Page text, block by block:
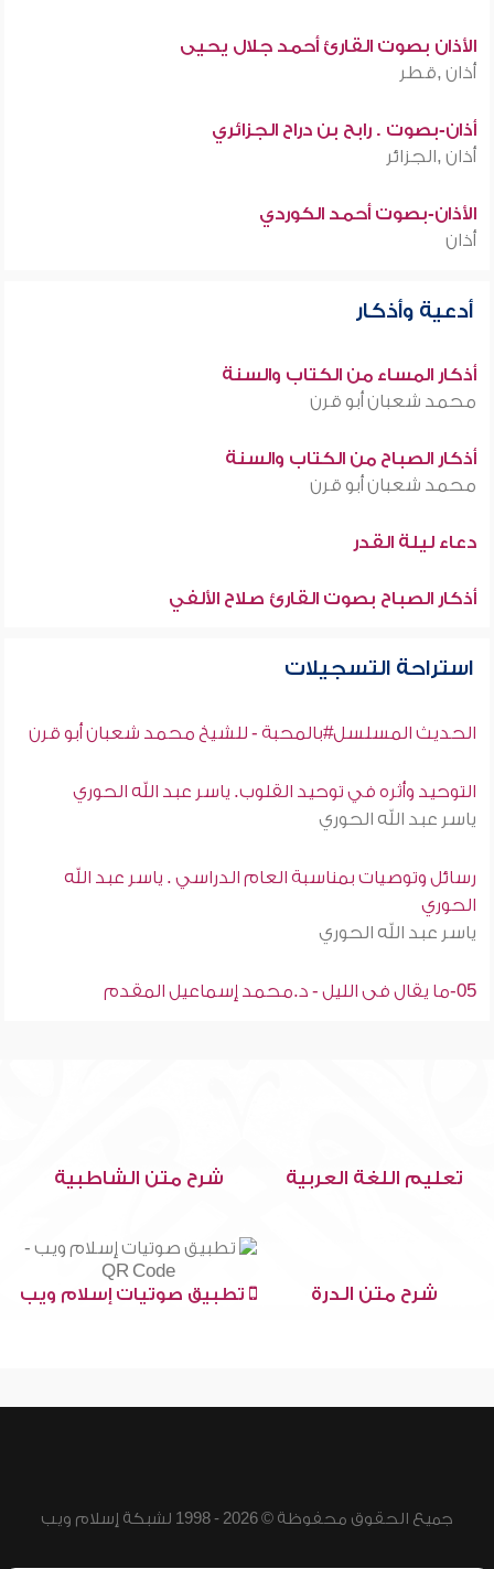
الأذان بصوت القارئ أحمد جلال يحيى
أذان ,قطر
أذان-بصوت . رابح بن دراح الجزائري
أذان ,الجزائر
الأذان-بصوت أحمد الكوردي
أذان
أدعية وأذكار
أذكار المساء من الكتاب والسنة
محمد شعبان أبو قرن
أذكار الصباح من الكتاب والسنة
محمد شعبان أبو قرن
دعاء ليلة القدر
أذكار الصباح بصوت القارئ صلاح الألفي
استراحة التسجيلات
الحديث المسلسل#بالمحبة - للشيخ محمد شعبان أبو قرن
التوحيد وأثره في توحيد القلوب. ياسر عبد الله الحوري
ياسر عبد الله الحوري
رسائل وتوصيات بمناسبة العام الدراسي . ياسر عبد الله
الحوري
ياسر عبد الله الحوري
05-ما يقال فى الليل - د.محمد إسماعيل المقدم
تعليم اللغة العربية شرح متن الشاطبية
شرح متن الدرة تطبيق صوتيات إسلام ويب
جميع الحقوق محفوظة © 2026 - 1998 لشبكة إسلام ويب